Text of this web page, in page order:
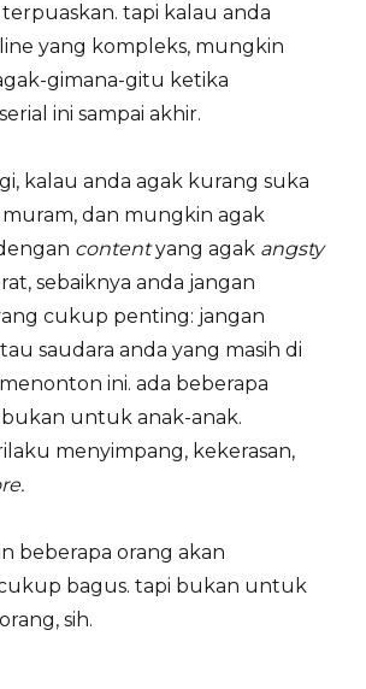
terpuaskan. tapi kalau anda
yang kompleks, mungkin
gimana-gitu ketika
ini sampai akhir.
kalau anda agak kurang suka
muram, dan mungkin agak
contentyang agak angsty
sebaiknya anda jangan
cukup penting: jangan
saudara anda yang masih di
ini. ada beberapa
untuk anak-anak.
menyimpang, kekerasan,
beberapa orang akan
bagus. tapi bukan untuk
sih.